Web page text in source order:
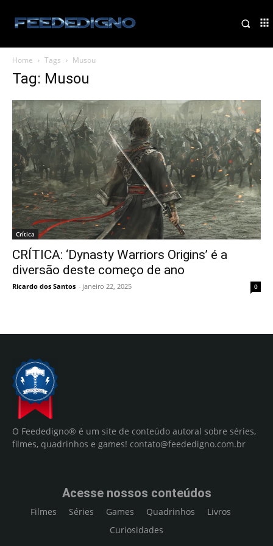
Home Tags Musou
Tag: Musou
Crítica
CRÍTICA: ‘Dynasty Warriors Origins’ é a
diversão deste começo de ano
Ricardo dos Santos - janeiro 22, 2025 0
O Feededigno® é um site de conteúdo autoral sobre séries,
filmes, quadrinhos e games! contato@feededigno.com.br
Acesse nossos conteúdos
Filmes Séries Games Quadrinhos
Livros
Curiosidades